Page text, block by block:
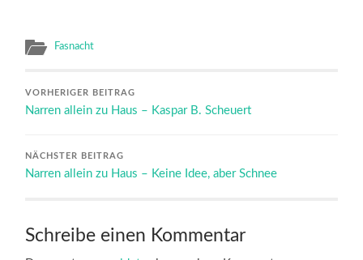
Fasnacht
VORHERIGER BEITRAG
Narren allein zu Haus – Kaspar B. Scheuert
NÄCHSTER BEITRAG
Narren allein zu Haus – Keine Idee, aber Schnee
Schreibe einen Kommentar